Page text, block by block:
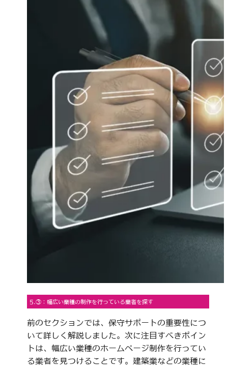
5.③：幅広い業種の制作を行っている業者を探す
前のセクションでは、保守サポートの重要性につ
いて詳しく解説しました。次に注目すべきポイン
トは、幅広い業種のホームページ制作を行ってい
る業者を見つけることです。建築業などの業種に